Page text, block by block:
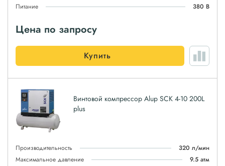
Питание
380 В
Цена по запросу
Купить
Винтовой компрессор Alup SCK 4-10 200L
plus
Производительность
320 л/мин
Максимальное давление
9.5 атм